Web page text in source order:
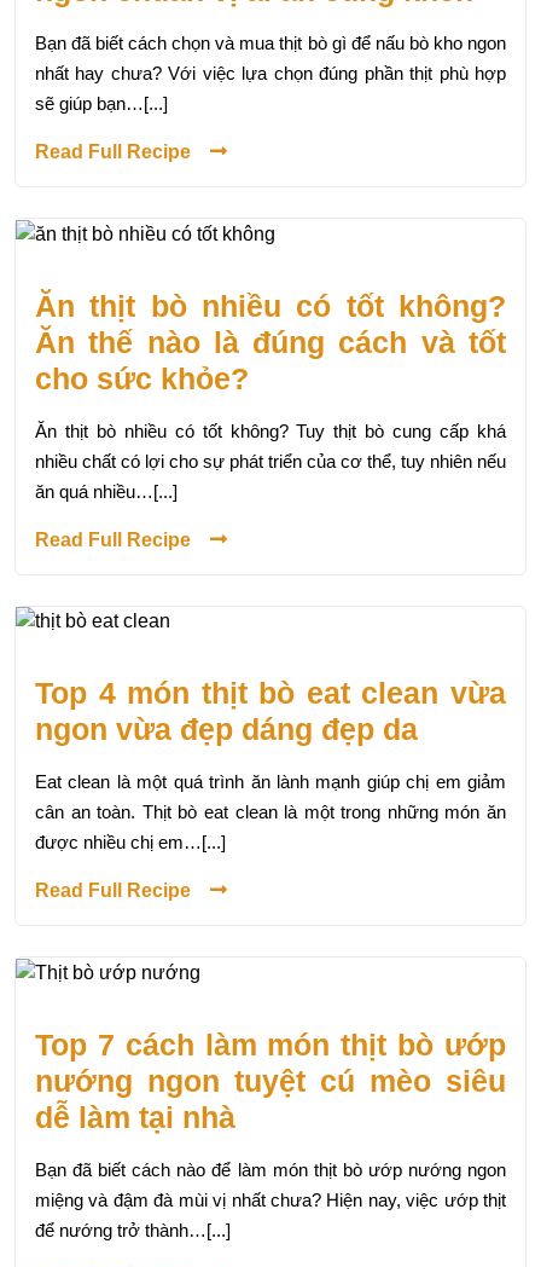
Bạn đã biết cách chọn và mua thịt bò gì để nấu bò kho ngon
nhất hay chưa? Với việc lựa chọn đúng phần thịt phù hợp
sẽ giúp bạn…[...]
Read Full Recipe
Ăn thịt bò nhiều có tốt không?
Ăn thế nào là đúng cách và tốt
cho sức khỏe?
Ăn thịt bò nhiều có tốt không? Tuy thịt bò cung cấp khá
nhiều chất có lợi cho sự phát triển của cơ thể, tuy nhiên nếu
ăn quá nhiều…[...]
Read Full Recipe
Top 4 món thịt bò eat clean vừa
ngon vừa đẹp dáng đẹp da
Eat clean là một quá trình ăn lành mạnh giúp chị em giảm
cân an toàn. Thịt bò eat clean là một trong những món ăn
được nhiều chị em…[...]
Read Full Recipe
Top 7 cách làm món thịt bò ướp
nướng ngon tuyệt cú mèo siêu
dễ làm tại nhà
Bạn đã biết cách nào để làm món thịt bò ướp nướng ngon
miệng và đậm đà mùi vị nhất chưa? Hiện nay, việc ướp thịt
để nướng trở thành…[...]